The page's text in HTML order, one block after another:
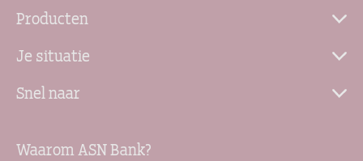
Producten
Je situatie
Snel naar
Waarom ASN Bank?